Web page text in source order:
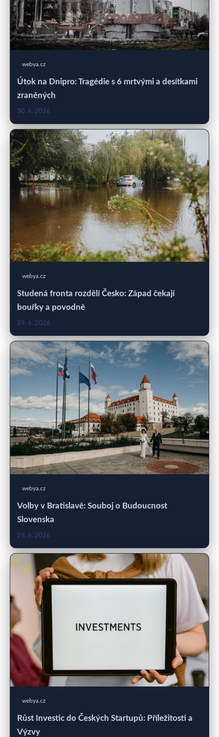
webya.cz
Útok na Dnipro: Tragédie s 6 mrtvými a desítkami
zraněných
30. 6. 2026
webya.cz
Studená fronta rozdělí Česko: Západ čekají
bouřky a povodně
29. 6. 2026
webya.cz
Volby v Bratislavě: Souboj o Budoucnost
Slovenska
28. 6. 2026
webya.cz
Růst Investic do Českých Startupů: Příležitosti a
Výzvy